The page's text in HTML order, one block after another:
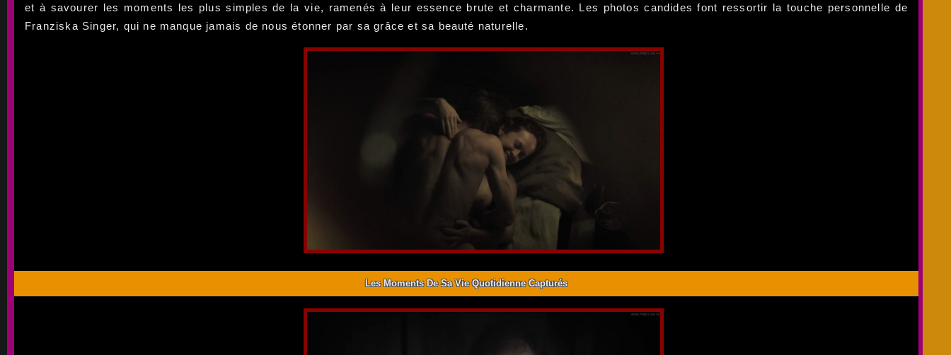
et à savourer les moments les plus simples de la vie, ramenés à leur essence brute et charmante. Les photos candides font ressortir la touche personnelle de
Franziska Singer, qui ne manque jamais de nous étonner par sa grâce et sa beauté naturelle.
Les Moments De Sa Vie Quotidienne Capturés